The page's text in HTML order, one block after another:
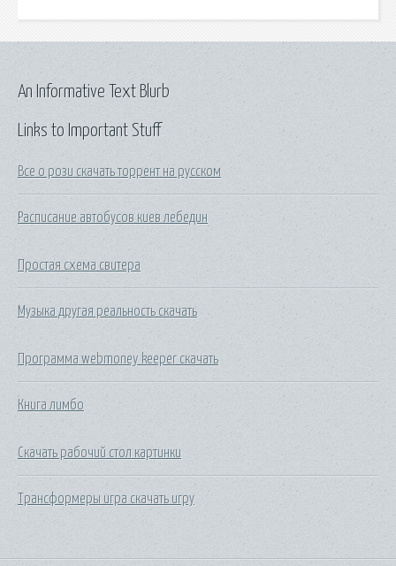
Links to Important Stuff
Все о рози скачать торрент на русском
Расписание автобусов киев лебедин
Простая схема свитера
Музыка другая реальность скачать
Программа webmoney keeper скачать
Книга лимбо
Скачать рабочий стол картинки
Трансформеры игра скачать игру
An Informative Text Blurb